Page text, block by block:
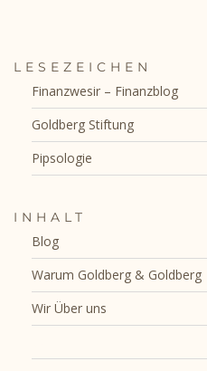
LESEZEICHEN
Finanzwesir – Finanzblog
Goldberg Stiftung
Pipsologie
INHALT
Blog
Warum Goldberg & Goldberg
Wir Über uns